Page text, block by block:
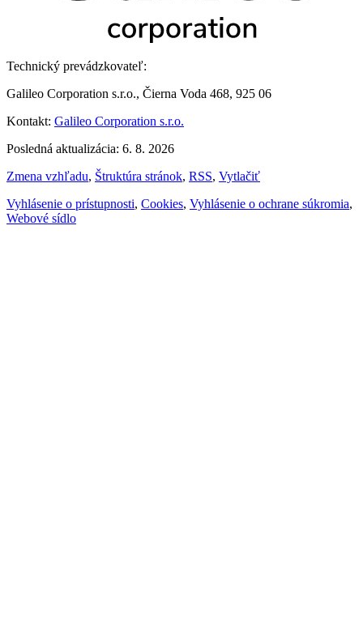
Technický prevádzkovateľ:
Galileo Corporation s.r.o., Čierna Voda 468, 925 06
Kontakt: Galileo Corporation s.r.o.
Posledná aktualizácia: 6. 8. 2026
Zmena vzhľadu, Štruktúra stránok, RSS, Vytlačiť
Vyhlásenie o prístupnosti, Cookies, Vyhlásenie o ochrane súkromia,
Webové sídlo